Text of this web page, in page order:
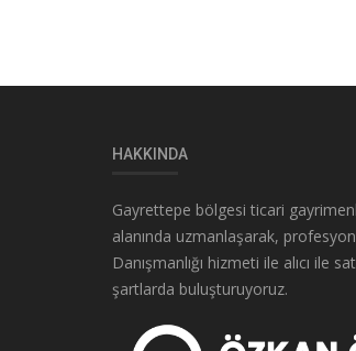
HAKKINDA
Gayrettepe bölgesi ticari
alanında uzmanlaşarak,
Danışmanlığı hizmeti ile alıcı ile
şartlarda buluşturuyoruz.